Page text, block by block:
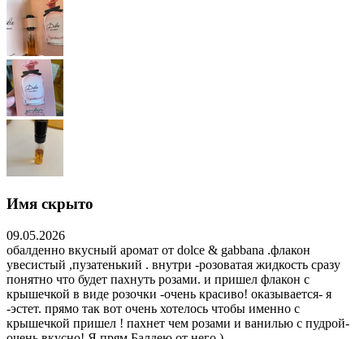
Имя скрыто
09.05.2026
обалденно вкусный аромат от dolce & gabbana .флакон
увесистый ,пузатенький . внутри -розоватая жидкость сразу
понятно что будет пахнуть розами. и пришел флакон с
крышечкой в виде розочки -очень красиво! оказывается- я
-эстет. прямо так вот очень хотелось чтобы именно с
крышечкой пришел ! пахнет чем розами и ванилью с пудрой-